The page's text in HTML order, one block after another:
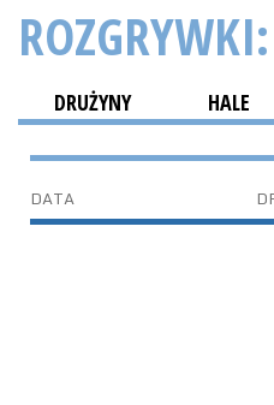
ROZGRYWKI:
DRUŻYNY HALE
DATA